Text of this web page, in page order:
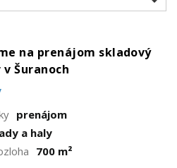
na prenájom skladový
Šuranoch
prenájom
a haly
700 m²